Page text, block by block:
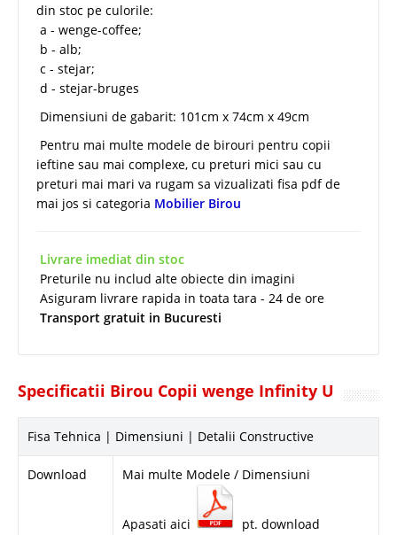
din stoc pe culorile:
a - wenge-coffee;
b - alb;
c - stejar;
d - stejar-bruges
Dimensiuni de gabarit: 101cm x 74cm x 49cm
Pentru mai multe modele de birouri pentru copii
ieftine sau mai complexe, cu preturi mici sau cu
preturi mai mari va rugam sa vizualizati fisa pdf de
mai jos si categoria Mobilier Birou
Livrare imediat din stoc
Preturile nu includ alte obiecte din imagini
Asiguram livrare rapida in toata tara - 24 de ore
Transport gratuit in Bucuresti
Specificatii Birou Copii wenge Infinity U
Fisa Tehnica | Dimensiuni | Detalii Constructive
Download Mai multe Modele / Dimensiuni
Apasati aici pt. download